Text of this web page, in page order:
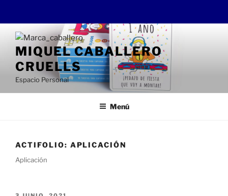
contenido
MIQUEL CABALLERO
CRUELLS
Espacio Personal
Menú
ACTIFOLIO: APLICACIÓN
Aplicación